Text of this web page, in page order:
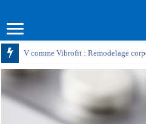
V comme Vibrofit : Remodelage